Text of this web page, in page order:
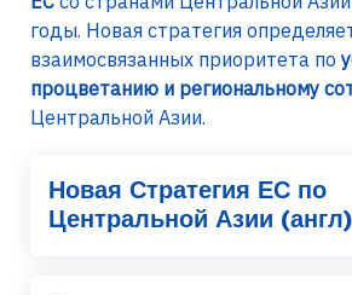
годы. Новая стратегия
взаимосвязанных приоритета по
процветанию и региональному
Центральной Азии.
Новая Стратегия ЕС по
Центральной Азии (англ)